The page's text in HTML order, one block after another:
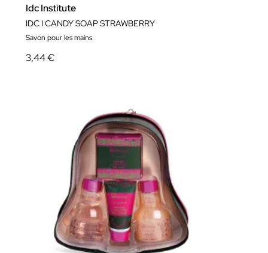
Idc Institute
IDC I CANDY SOAP STRAWBERRY
Savon pour les mains
3,44 €